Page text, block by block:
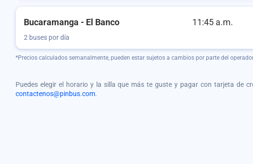
Bucaramanga - El Banco 11:45 a.m.
2 buses por día
*Precios calculados semanalmente, pueden estar sujetos a cambios por parte del
Puedes elegir el horario y la silla que más te guste y pagar con tarjeta de
contactenos@pinbus.com.